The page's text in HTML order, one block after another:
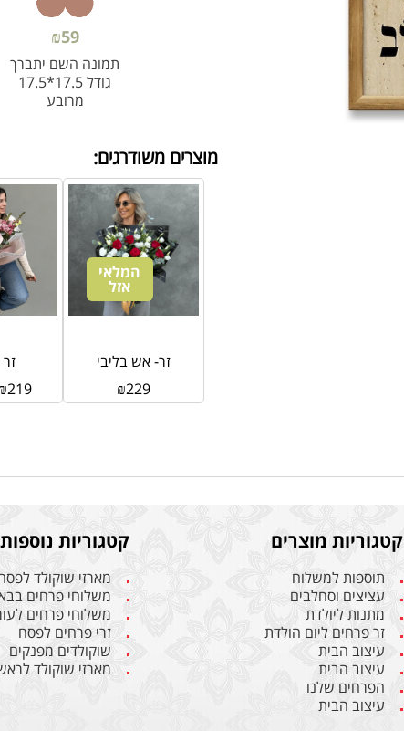
₪59
תמונה השם יתברך
גודל 17.5*17.5
מרובע
מוצרים משודרגים:
זר
₪219
המלאי
אזל
זר- אש בליבי
₪229
קטגוריות מוצרים
תוספות למשלוח
עציצים וסחלבים
מתנות ליולדת
זר פרחים ליום הולדת
עיצוב הבית
עיצוב הבית
הפרחים שלנו
עיצוב הבית
קטגוריות נוספות
מארזי שוקולד
משלוחי פרחים
משלוחי פרחים
זרי פרחים לפסח
שוקולדים מפנקים
מארזי שוקולד